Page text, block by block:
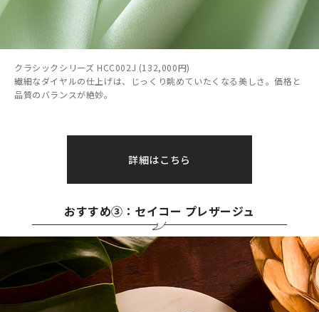
クラシックシリーズ HCC002J (132,000円)
繊細なダイヤルの仕上げは、じっくり眺めていたくなる美しさ。価格と
品質のバランスが絶妙。
詳細はこちら
おすすめ③：セイコー プレザージュ